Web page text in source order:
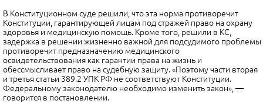
В Конституционном суде решили, что эта норма противоречит
Конституции, гарантирующей лицам под стражей право на охрану
здоровья и медицинскую помощь. Кроме того, решили в КС,
задержка в решении жизненно важной для подсудимого проблемы
противоречит предназначению медицинского
освидетельствования как гарантии права на жизнь и
обессмысливает право на судебную защиту. «Поэтому части вторая
и третья статьи 389.2 УПК РФ не соответствуют Конституции.
Федеральному законодателю необходимо изменить за​кон», —
говорится в постановлении.